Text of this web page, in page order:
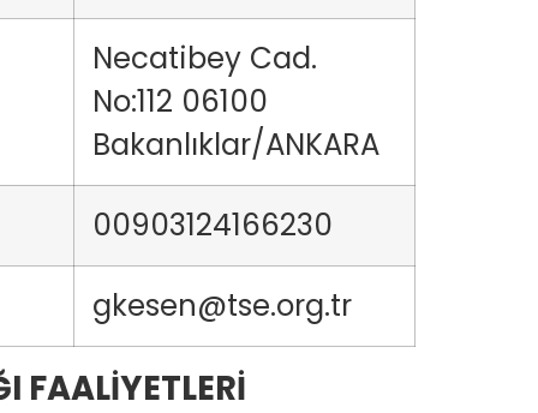
Necatibey Cad.
No:112 06100
Bakanlıklar/ANKARA
00903124166230
gkesen@tse.org.tr
FAALİYETLERİ